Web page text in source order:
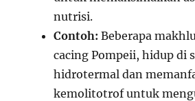
nutrisi.
Contoh: Beberapa
cacing Pompeii, hidup di
hidrotermal dan
kemolitotrof untuk